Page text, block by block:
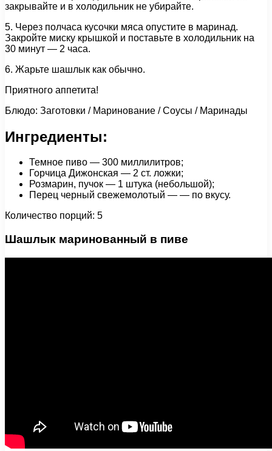
закрывайте и в холодильник не убирайте.
5. Через полчаса кусочки мяса опустите в маринад.
Закройте миску крышкой и поставьте в холодильник на
30 минут — 2 часа.
6. Жарьте шашлык как обычно.
Приятного аппетита!
Блюдо: Заготовки / Маринование / Соусы / Маринады
Ингредиенты:
Темное пиво — 300 миллилитров;
Горчица Дижонская — 2 ст. ложки;
Розмарин, пучок — 1 штука (небольшой);
Перец черный свежемолотый — — по вкусу.
Количество порций: 5
Шашлык маринованный в пиве